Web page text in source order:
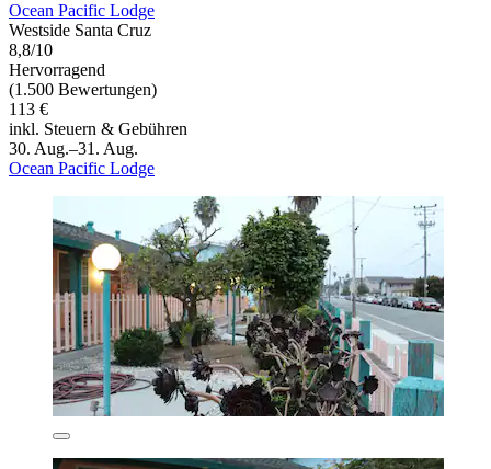
Ocean Pacific Lodge
Westside Santa Cruz
8,8/10
Hervorragend
(1.500 Bewertungen)
113 €
inkl. Steuern & Gebühren
30. Aug.–31. Aug.
Ocean Pacific Lodge